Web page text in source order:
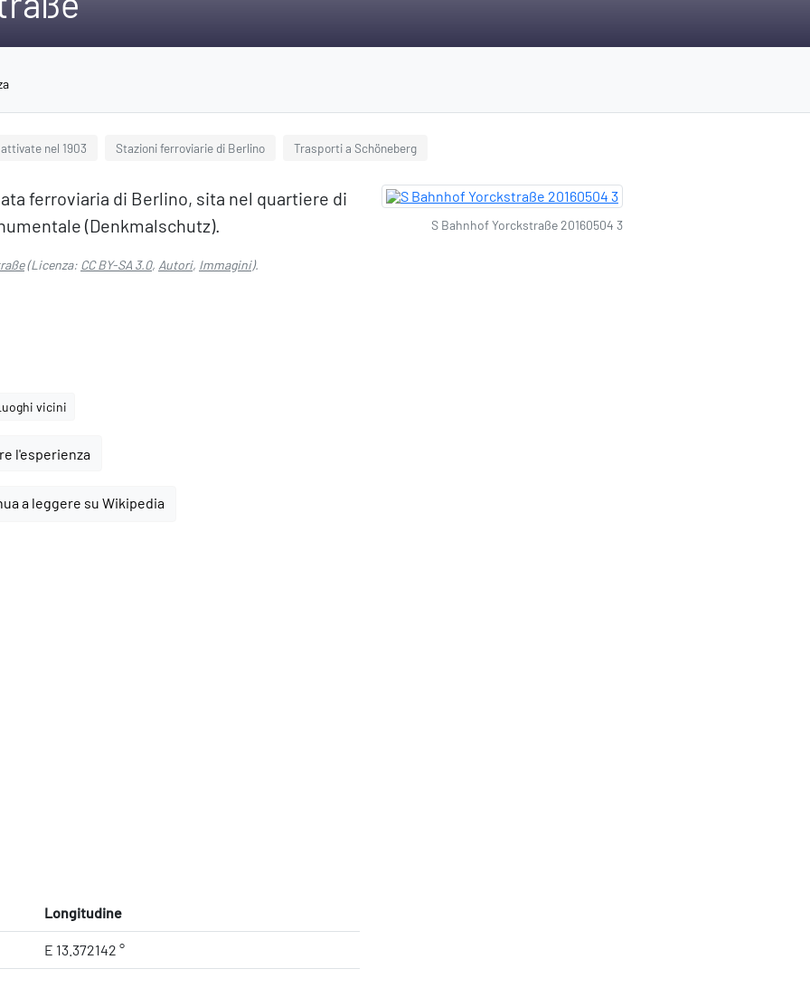
nel 1903 Stazioni ferroviarie di Berlino Trasporti a Schöneberg
ferroviaria di Berlino, sita nel quartiere di
(Denkmalschutz).
(Licenza: CC BY-SA 3.0, Autori, Immagini).
vicini
l'esperienza
a leggere su Wikipedia
Longitudine
E 13.372142 °
S Bahnhof Yorckstraße 20160504 3